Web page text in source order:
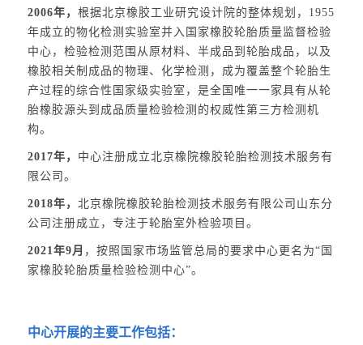
2006年，根据北京橡胶工业研究设计院的整体规划，1955
年成立的物化检测实验室并入国家橡胶轮胎质量监督检验
中心，检验检测范围从原材料、半成品到轮胎成品，以及
橡胶相关制成品的物理、化学检测，成为覆盖整个轮胎生
产过程的综合性国家级实验室，是全国唯一一家具有从轮
胎橡胶源头到成品质量检验检测的权威性第三方检测机
构。
2017年， 中心注册成立北京橡院橡胶轮胎检测技术服务有
限公司。
2018年，北京橡院橡胶轮胎检测技术服务有限公司山东分
公司注册成立，专注于轮胎室外检验项目。
2021年9月 ，按照国家市场监管总局的要求中心更名为“国
家橡胶轮胎质量检验检测中心”。
中心开展的主要工作包括：